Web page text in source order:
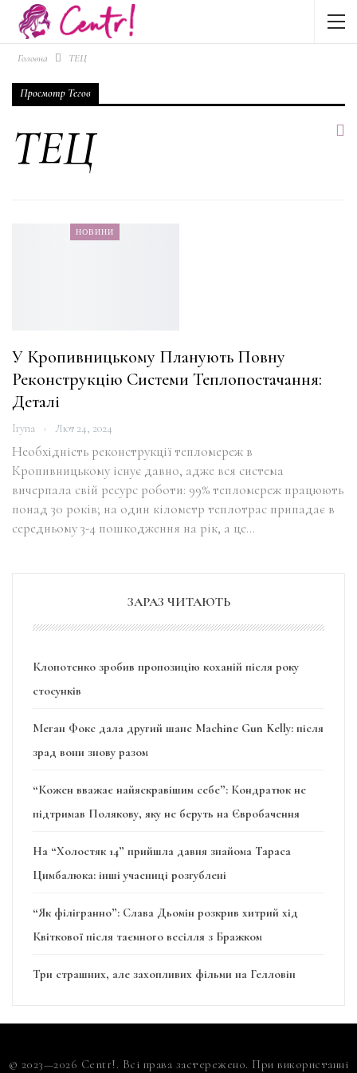
Головна ТЕЦ
Просмотр Тегов
ТЕЦ
НОВИНИ
У Кропивницькому Планують Повну
Реконструкцію Системи Теплопостачання:
Деталі
Iryna Лют 24, 2024
Необхідність реконструкції тепломереж в
Кропивницькому існує давно, адже вся система
вичерпала свій ресурс роботи: 99% тепломереж працюють
понад 30 років; на один кілометр теплотрас припадає в
середньому 3-4 пошкодження на рік, а це…
ЗАРАЗ ЧИТАЮТЬ
Клопотенко зробив пропозицію коханій після року
стосунків
Меган Фокс дала другий шанс Machine Gun Kelly: після
зрад вони знову разом
“Кожен вважає найяскравішим себе”: Кондратюк не
підтримав Полякову, яку не беруть на Євробачення
На “Холостяк 14” прийшла давня знайома Тараса
Цимбалюка: інші учасниці розгублені
“Як філігранно”: Слава Дьомін розкрив хитрий хід
Квіткової після таємного весілля з Бражком
Три страшних, але захопливих фільми на Гелловін
© 2023—2026 Centr!. Всі права застережено. При використанні